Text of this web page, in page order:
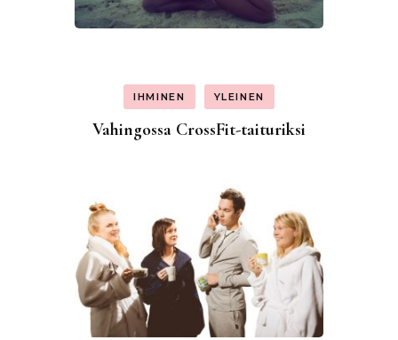
IHMINEN YLEINEN
Vahingossa CrossFit-taituriksi